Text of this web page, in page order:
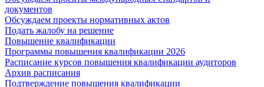
документов
Обсуждаем проекты нормативных актов
Подать жалобу на решение
Повышение квалификации
Программы повышения квалификации 2026
Расписание курсов повышения квалификации аудиторов
Архив расписания
Подтверждение повышения квалификации